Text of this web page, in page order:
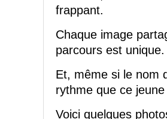
frappant.
Chaque image
parcours est unique.
Et, même si le nom
rythme que ce
Voici quelques